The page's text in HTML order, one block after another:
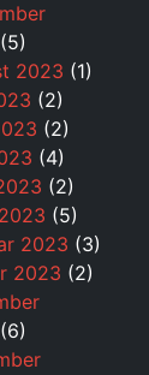
(5)
2023 (1)
(2)
(2)
(4)
(2)
(5)
2023 (3)
2023 (2)
(6)